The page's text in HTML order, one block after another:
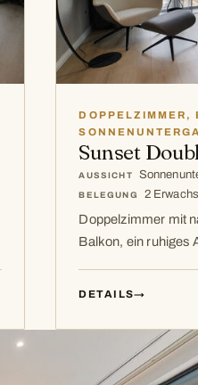
DOPPELZIMMER,
Sunset
AUSSICHT
BELEGUNG 2
Doppelzimmer mit
Balkon, ein ruhiges
DETAILS→